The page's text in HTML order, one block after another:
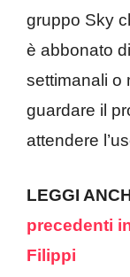
gruppo Sky
è abbonato
settimanali o
guardare il
attendere
LEGGI
precedenti
Filippi